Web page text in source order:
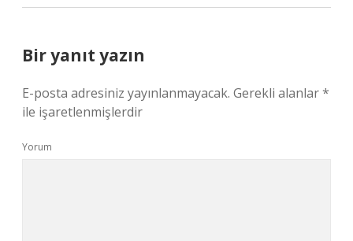
Bir yanıt yazın
E-posta adresiniz yayınlanmayacak. Gerekli alanlar*
ile işaretlenmişlerdir
Yorum